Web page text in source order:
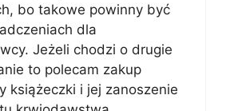
bo takowe powinny być
dla
Jeżeli chodzi o drugie
to polecam zakup
książeczki i jej zanoszenie